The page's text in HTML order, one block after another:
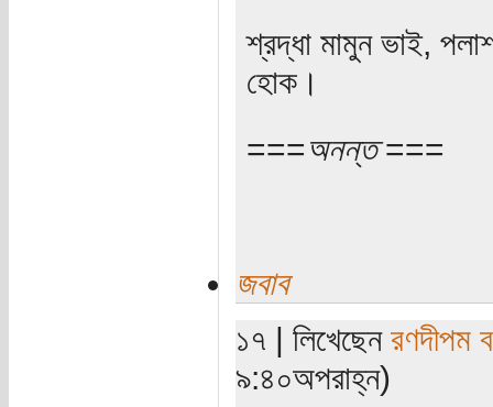
শ্রদ্ধা মামুন ভাই,
হোক।
===অনন্ত===
জবাব
১৭ | লিখেছেন রণদীপম
৯:৪০অপরাহ্ন)